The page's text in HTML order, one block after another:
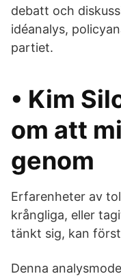
debatt och
idéanalys,
partiet.
• Kim
om att
genom
Erfarenheter av
krångliga, eller
tänkt sig, kan
Denna